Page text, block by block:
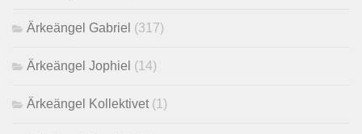
Ärkeängel Gabriel (317)
Ärkeängel Jophiel (14)
Ärkeängel Kollektivet (1)